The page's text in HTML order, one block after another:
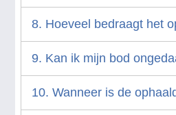
8. Hoeveel bedraagt het
9. Kan ik mijn bod
10. Wanneer is de